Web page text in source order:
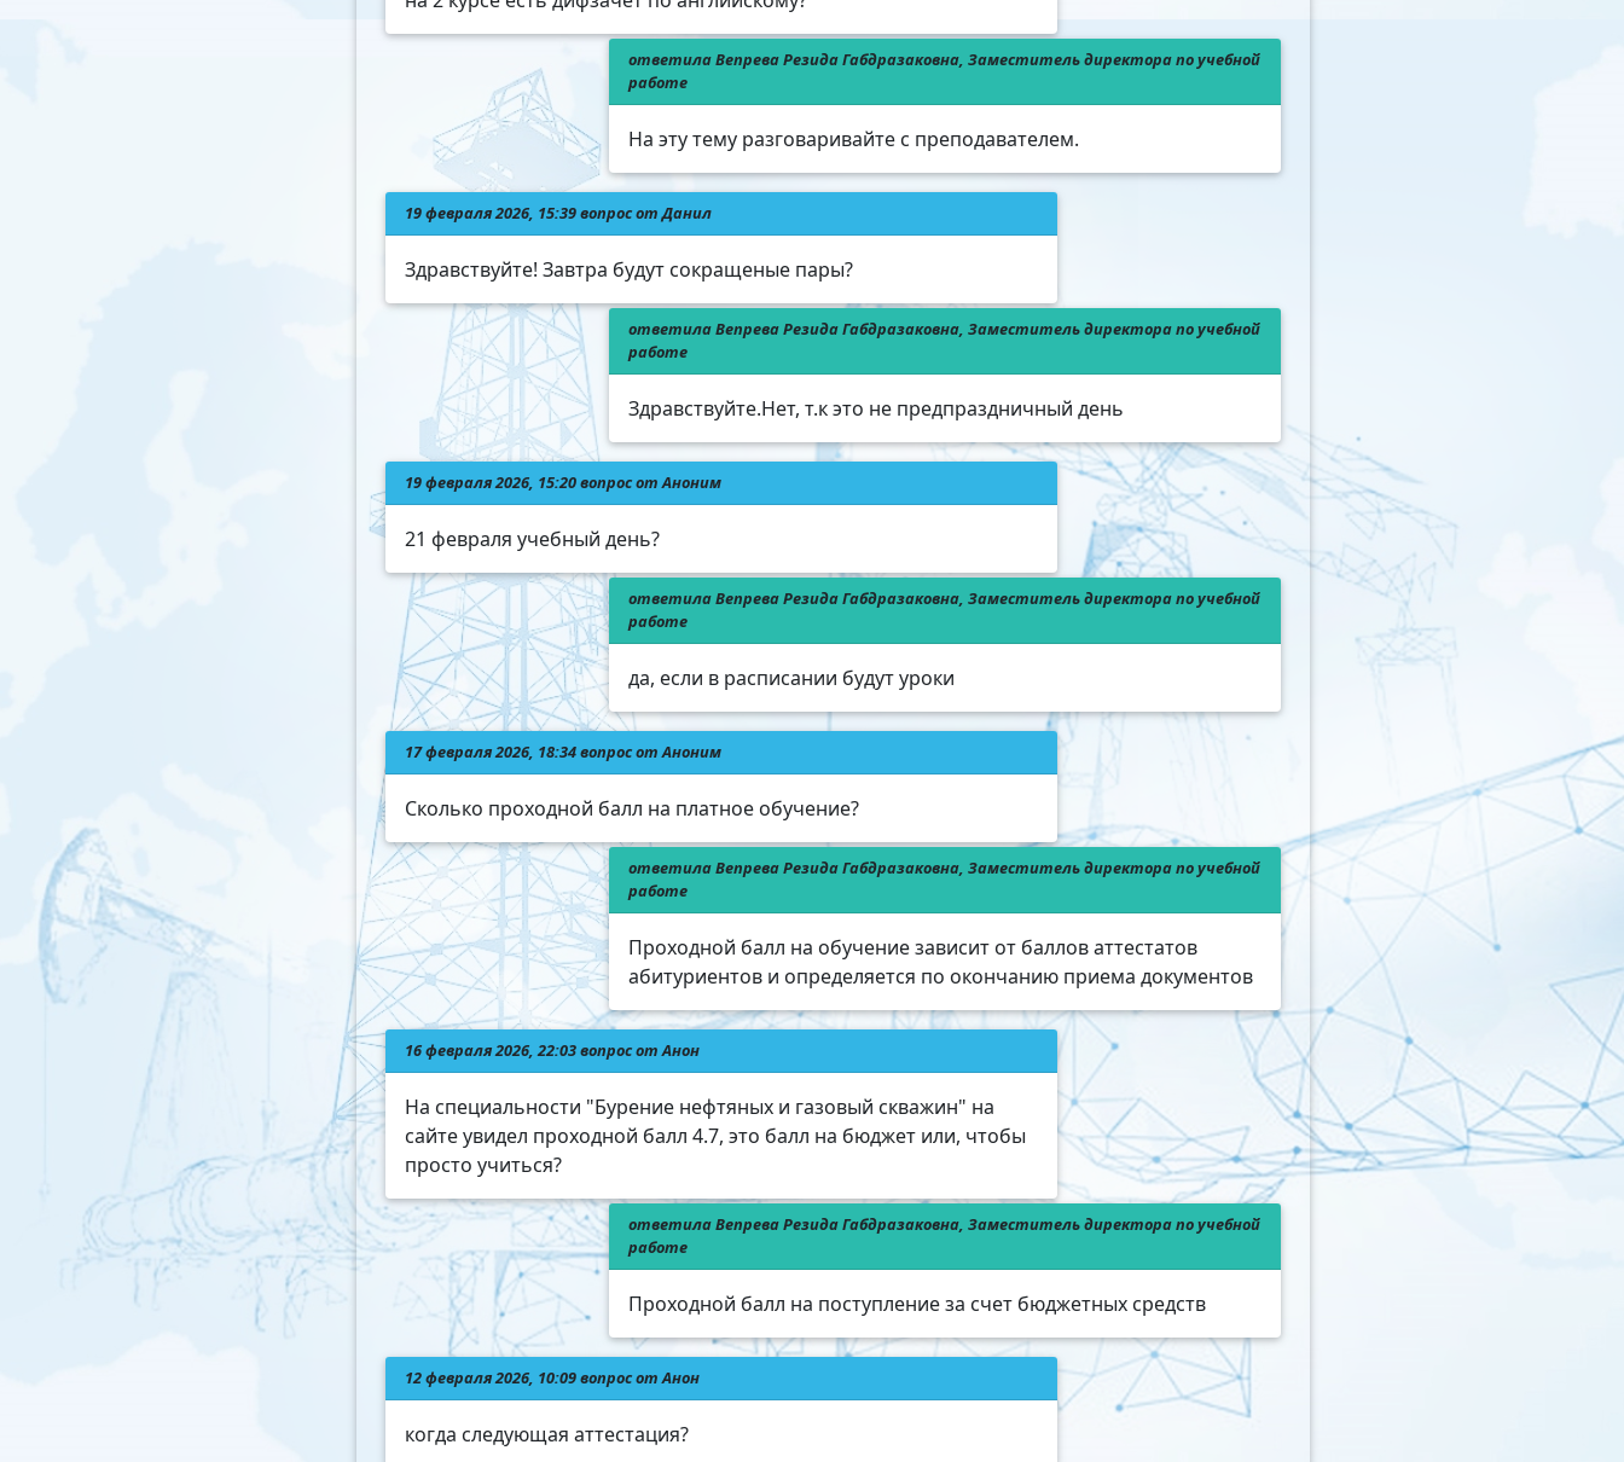
ответила Вепрева Резида Габдразаковна, Заместитель директора по учебной
работе
На эту тему разговаривайте с преподавателем.
19 февраля 2026, 15:39 вопрос от Данил
Здравствуйте! Завтра будут сокращеные пары?
ответила Вепрева Резида Габдразаковна, Заместитель директора по учебной
работе
Здравствуйте.Нет, т.к это не предпраздничный день
19 февраля 2026, 15:20 вопрос от Аноним
21 февраля учебный день?
ответила Вепрева Резида Габдразаковна, Заместитель директора по учебной
работе
да, если в расписании будут уроки
17 февраля 2026, 18:34 вопрос от Аноним
Сколько проходной балл на платное обучение?
ответила Вепрева Резида Габдразаковна, Заместитель директора по учебной
работе
Проходной балл на обучение зависит от баллов аттестатов
абитуриентов и определяется по окончанию приема документов
16 февраля 2026, 22:03 вопрос от Анон
На специальности "Бурение нефтяных и газовый скважин" на
сайте увидел проходной балл 4.7, это балл на бюджет или, чтобы
просто учиться?
ответила Вепрева Резида Габдразаковна, Заместитель директора по учебной
работе
Проходной балл на поступление за счет бюджетных средств
12 февраля 2026, 10:09 вопрос от Анон
когда следующая аттестация?